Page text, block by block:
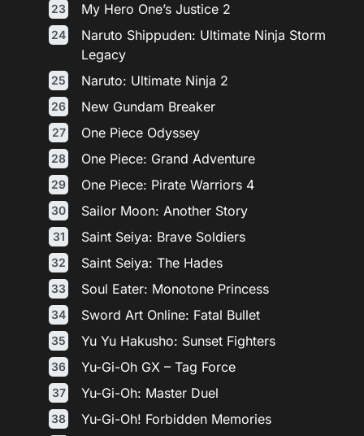
My Hero One’s Justice 2
Naruto Shippuden: Ultimate Ninja Storm
Legacy
Naruto: Ultimate Ninja 2
New Gundam Breaker
One Piece Odyssey
One Piece: Grand Adventure
One Piece: Pirate Warriors 4
Sailor Moon: Another Story
Saint Seiya: Brave Soldiers
Saint Seiya: The Hades
Soul Eater: Monotone Princess
Sword Art Online: Fatal Bullet
Yu Yu Hakusho: Sunset Fighters
Yu-Gi-Oh GX – Tag Force
Yu-Gi-Oh: Master Duel
Yu-Gi-Oh! Forbidden Memories